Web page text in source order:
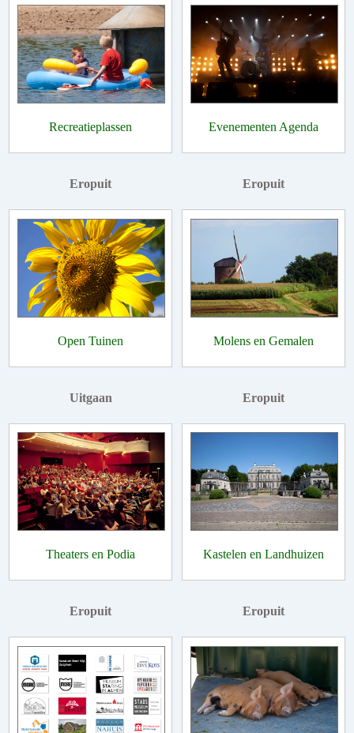
Recreatieplassen Evenementen Agenda
Eropuit
Open Tuinen
Eropuit
Molens en Gemalen
Uitgaan
Theaters en Podia
Eropuit
Kastelen en Landhuizen
Eropuit Eropuit